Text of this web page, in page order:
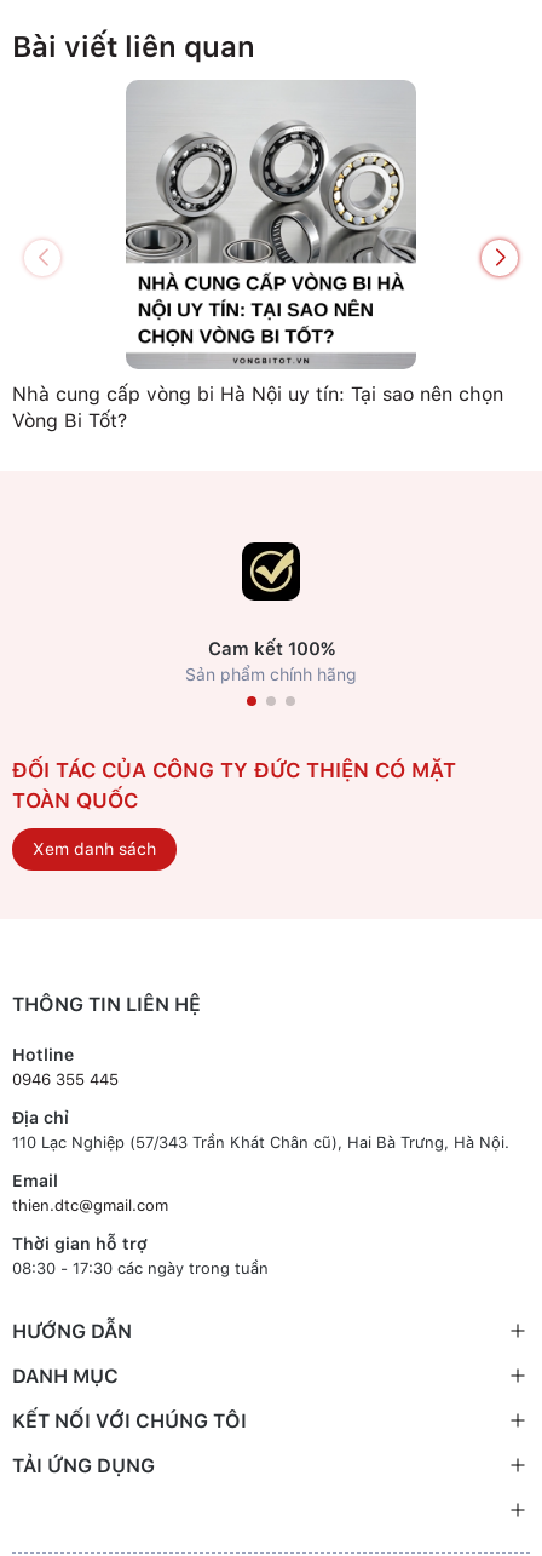
Bài viết liên quan
Nhà cung cấp vòng bi Hà Nội uy tín: Tại sao nên chọn
Vòng Bi Tốt?
Cam kết 100%
Sản phẩm chính hãng
ĐỐI TÁC CỦA CÔNG TY ĐỨC THIỆN CÓ MẶT
TOÀN QUỐC
Xem danh sách
THÔNG TIN LIÊN HỆ
Hotline
0946 355 445
Địa chỉ
110 Lạc Nghiệp (57/343 Trần Khát Chân cũ), Hai Bà Trưng, Hà Nội.
Email
thien.dtc@gmail.com
Thời gian hỗ trợ
08:30 - 17:30 các ngày trong tuần
HƯỚNG DẪN
DANH MỤC
KẾT NỐI VỚI CHÚNG TÔI
TẢI ỨNG DỤNG